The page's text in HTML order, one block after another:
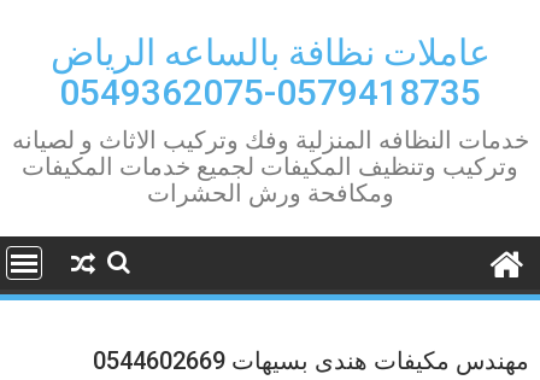
contentعاملات نظافة بالساعه الرياض
0579418735-0549362075
خدمات النظافه المنزلية وفك وتركيب الاثاث و لصيانه
وتركيب وتنظيف المكيفات لجميع خدمات المكيفات
ومكافحة ورش الحشرات
مهندس مكيفات هندى بسيهات 0544602669